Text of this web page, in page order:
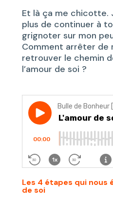
Et là ça me chicotte.
plus de continuer à
grignoter sur mon
Comment arrêter de
retrouver le chemin
l’amour de soi ?
Les 4 étapes qui nous
de soi